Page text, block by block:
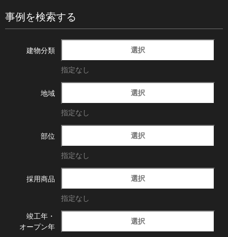
事例を検索する
建物分類 選択
指定なし
地域 選択
指定なし
部位 選択
指定なし
採用商品 選択
指定なし
竣工年・
オープン年
選択